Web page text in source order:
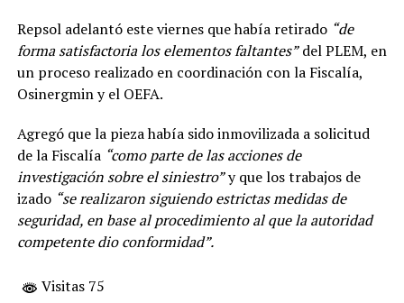
Repsol adelantó este viernes que había retirado “de
forma satisfactoria los elementos faltantes”del PLEM, en
un proceso realizado en coordinación con la Fiscalía,
Osinergmin y el OEFA.
Agregó que la pieza había sido inmovilizada a solicitud
de la Fiscalía “como parte de las acciones de
investigación sobre el siniestro”y que los trabajos de
izado “se realizaron siguiendo estrictas medidas de
seguridad, en base al procedimiento al que la autoridad
competente dio conformidad”.
Visitas 75